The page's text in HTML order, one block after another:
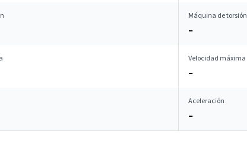
Máquina de torsión
–
Velocidad máxima
–
Aceleración
–